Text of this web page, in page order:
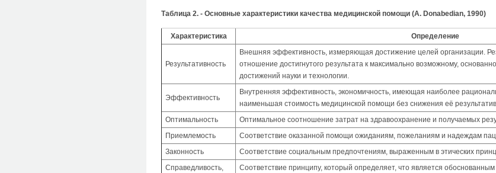
Таблица 2. - Основные характеристики качества медицинской помощи (A. Donabedian, 1990)
Характеристика Определение
Результативность
Внешняя эффективность, измеряющая достижение целей организации.
отношение достигнутого результата к максимально возможному,
достижений науки и технологии.
Эффективность
Внутренняя эффективность, экономичность, имеющая наиболее
наименьшая стоимость медицинской помощи без снижения её
Оптимальность
Оптимальное соотношение затрат на здравоохранение и получаемых
Приемлемость
Соответствие оказанной помощи ожиданиям, пожеланиям и надеждам
Законность
Соответствие социальным предпочтениям, выраженным в этических
Справедливость,
Соответствие принципу, который определяет, что является